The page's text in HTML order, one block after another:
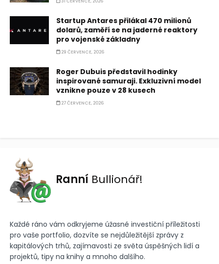
Startup Antares přilákal 470 milionů
dolarů, zaměří se na jaderné reaktory
pro vojenské základny
29 ČERVENCE, 2026
Roger Dubuis představil hodinky
inspirované samuraji. Exkluzivní model
vznikne pouze v 28 kusech
27 ČERVENCE, 2026
Ranní Bullionář!
Každé ráno vám odkryjeme úžasné investiční příležitosti
pro vaše portfolio, dozvíte se nejdůležitější zprávy z
kapitálových trhů, zajímavosti ze světa úspěšných lidí a
projektů, tipy na knihy a mnoho dalšího.